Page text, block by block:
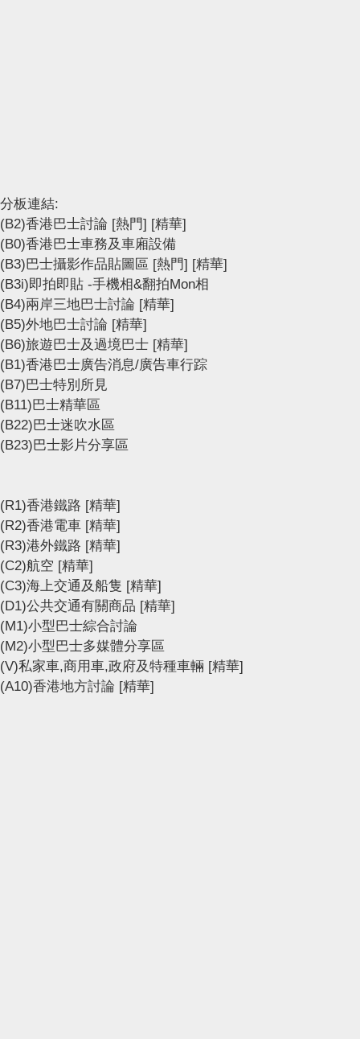
分板連結:
(B2)香港巴士討論 [熱門] [精華]
(B0)香港巴士車務及車廂設備
(B3)巴士攝影作品貼圖區 [熱門] [精華]
(B3i)即拍即貼 -手機相&翻拍Mon相
(B4)兩岸三地巴士討論 [精華]
(B5)外地巴士討論 [精華]
(B6)旅遊巴士及過境巴士 [精華]
(B1)香港巴士廣告消息/廣告車行踪
(B7)巴士特別所見
(B11)巴士精華區
(B22)巴士迷吹水區
(B23)巴士影片分享區
(R1)香港鐵路 [精華]
(R2)香港電車 [精華]
(R3)港外鐵路 [精華]
(C2)航空 [精華]
(C3)海上交通及船隻 [精華]
(D1)公共交通有關商品 [精華]
(M1)小型巴士綜合討論
(M2)小型巴士多媒體分享區
(V)私家車,商用車,政府及特種車輛 [精華]
(A10)香港地方討論 [精華]